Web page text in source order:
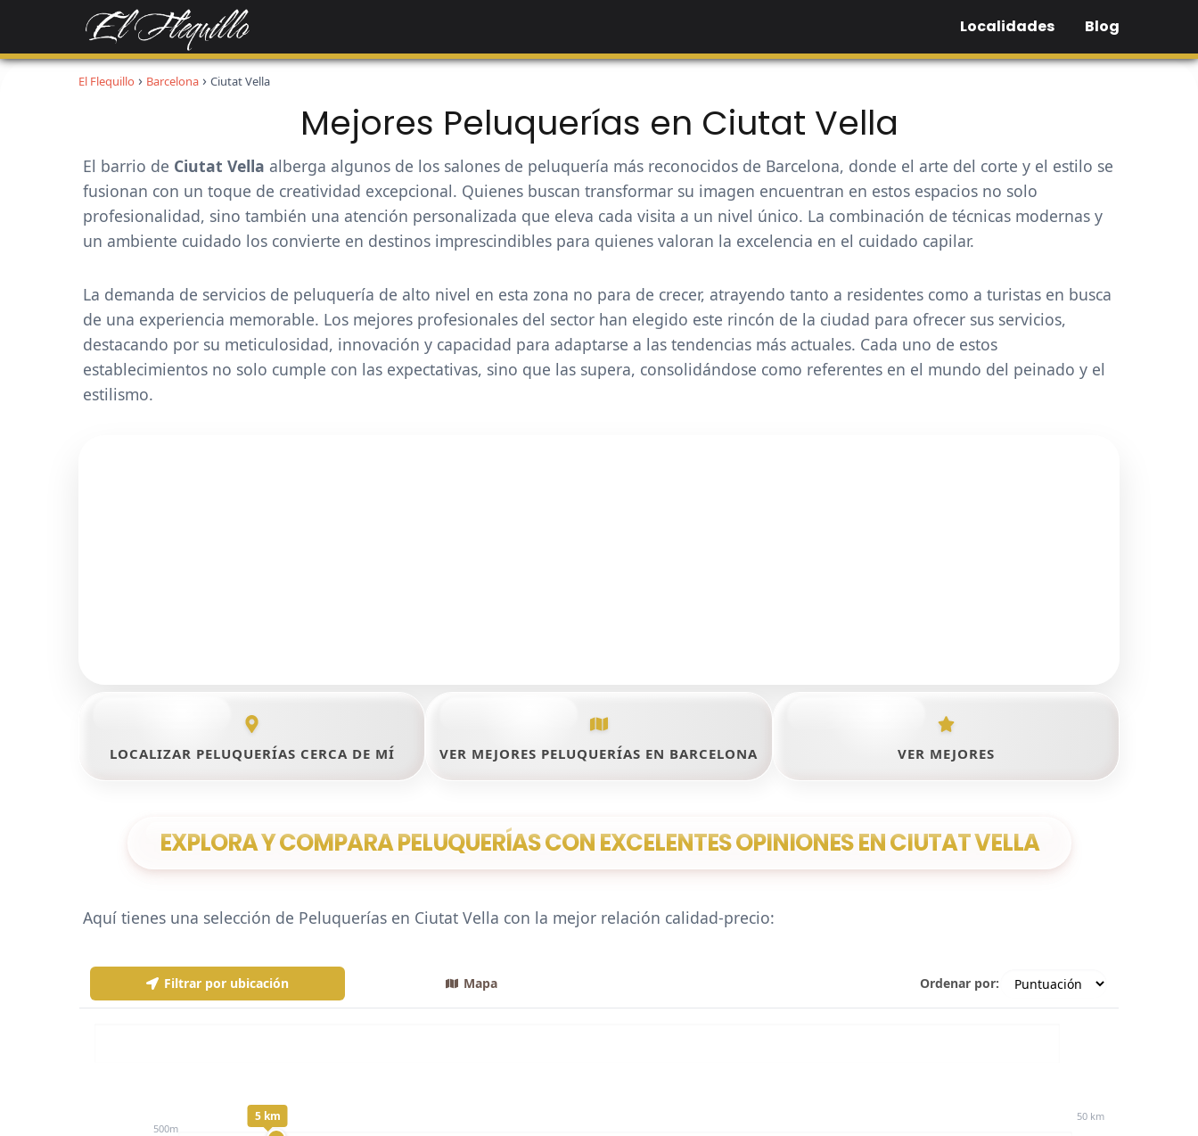
Localidades Blog
El Flequillo Barcelona Ciutat Vella
Mejores Peluquerías en Ciutat Vella
El barrio de Ciutat Vella alberga algunos de los salones de peluquería más reconocidos de Barcelona, donde el arte del corte y el estilo se
fusionan con un toque de creatividad excepcional. Quienes buscan transformar su imagen encuentran en estos espacios no solo
profesionalidad, sino también una atención personalizada que eleva cada visita a un nivel único. La combinación de técnicas modernas y
un ambiente cuidado los convierte en destinos imprescindibles para quienes valoran la excelencia en el cuidado capilar.
La demanda de servicios de peluquería de alto nivel en esta zona no para de crecer, atrayendo tanto a residentes como a turistas en busca
de una experiencia memorable. Los mejores profesionales del sector han elegido este rincón de la ciudad para ofrecer sus servicios,
destacando por su meticulosidad, innovación y capacidad para adaptarse a las tendencias más actuales. Cada uno de estos
establecimientos no solo cumple con las expectativas, sino que las supera, consolidándose como referentes en el mundo del peinado y el
estilismo.
LOCALIZAR PELUQUERÍAS CERCA DE MÍ VER MEJORES PELUQUERÍAS EN BARCELONA VER MEJORES
EXPLORA Y COMPARA PELUQUERÍAS CON EXCELENTES OPINIONES EN CIUTAT VELLA
Aquí tienes una selección de Peluquerías en Ciutat Vella con la mejor relación calidad-precio:
Filtrar por ubicación Mapa Ordenar por:
500m
5 km 50 km